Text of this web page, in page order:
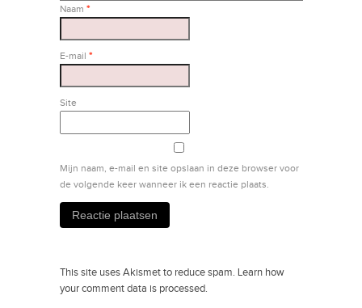
Naam *
E-mail *
Site
Mijn naam, e-mail en site opslaan in deze browser voor
de volgende keer wanneer ik een reactie plaats.
This site uses Akismet to reduce spam. Learn how
your comment data is processed.